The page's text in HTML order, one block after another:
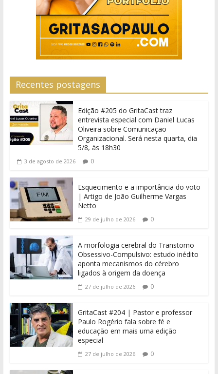
Recentes postagens
Edição #205 do GritaCast traz
entrevista especial com Daniel Lucas
Oliveira sobre Comunicação
Organizacional. Será nesta quarta, dia
5/8, às 18h30
3 de agosto de 2026 0
Esquecimento e a importância do voto
| Artigo de João Guilherme Vargas
Netto
29 de julho de 2026 0
A morfologia cerebral do Transtorno
Obsessivo-Compulsivo: estudo inédito
aponta mecanismos do cérebro
ligados à origem da doença
27 de julho de 2026 0
GritaCast #204 | Pastor e professor
Paulo Rogério fala sobre fé e
educação em mais uma edição
especial
27 de julho de 2026 0